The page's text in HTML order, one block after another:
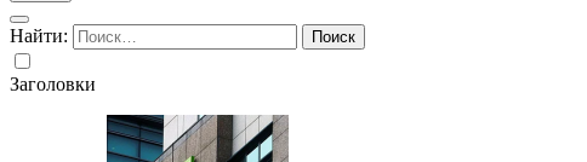
Найти:
Заголовки